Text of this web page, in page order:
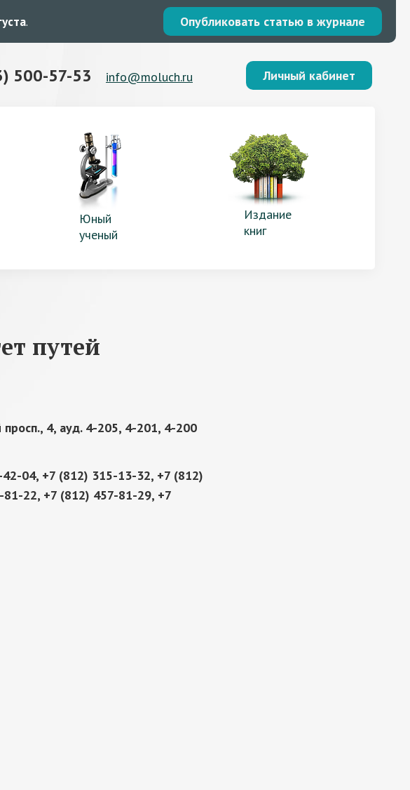
. Опубликовать статью в журнале
500-57-53 info@moluch.ru Личный кабинет
Юный
ученый
Издание
книг
путей
4, ауд. 4-205, 4-201, 4-200
04, +7 (812) 315-13-32, +7 (812)
22, +7 (812) 457-81-29, +7